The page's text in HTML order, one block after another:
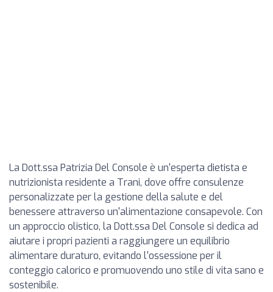
La Dott.ssa Patrizia Del Console è un'esperta dietista e
nutrizionista residente a Trani, dove offre consulenze
personalizzate per la gestione della salute e del
benessere attraverso un'alimentazione consapevole. Con
un approccio olistico, la Dott.ssa Del Console si dedica ad
aiutare i propri pazienti a raggiungere un equilibrio
alimentare duraturo, evitando l'ossessione per il
conteggio calorico e promuovendo uno stile di vita sano e
sostenibile.